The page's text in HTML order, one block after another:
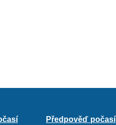
Předpověď počasí